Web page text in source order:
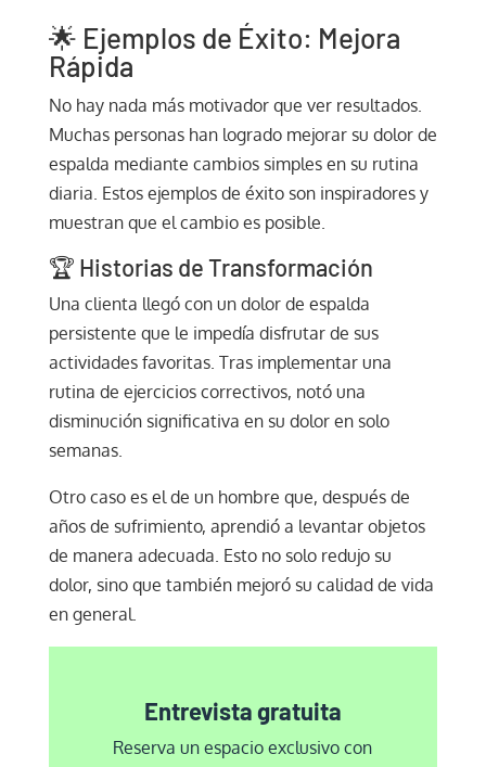
🌟 Ejemplos de Éxito: Mejora
Rápida
No hay nada más motivador que ver resultados.
Muchas personas han logrado mejorar su dolor de
espalda mediante cambios simples en su rutina
diaria. Estos ejemplos de éxito son inspiradores y
muestran que el cambio es posible.
🏆 Historias de Transformación
Una clienta llegó con un dolor de espalda
persistente que le impedía disfrutar de sus
actividades favoritas. Tras implementar una
rutina de ejercicios correctivos, notó una
disminución significativa en su dolor en solo
semanas.
Otro caso es el de un hombre que, después de
años de sufrimiento, aprendió a levantar objetos
de manera adecuada. Esto no solo redujo su
dolor, sino que también mejoró su calidad de vida
en general.
Entrevista gratuita
Reserva un espacio exclusivo con